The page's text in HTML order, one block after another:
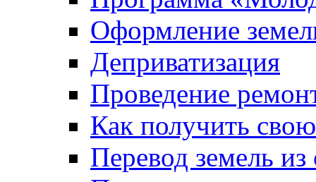
Оформление
Деприватизация
Проведение
Как получить
Перевод земель